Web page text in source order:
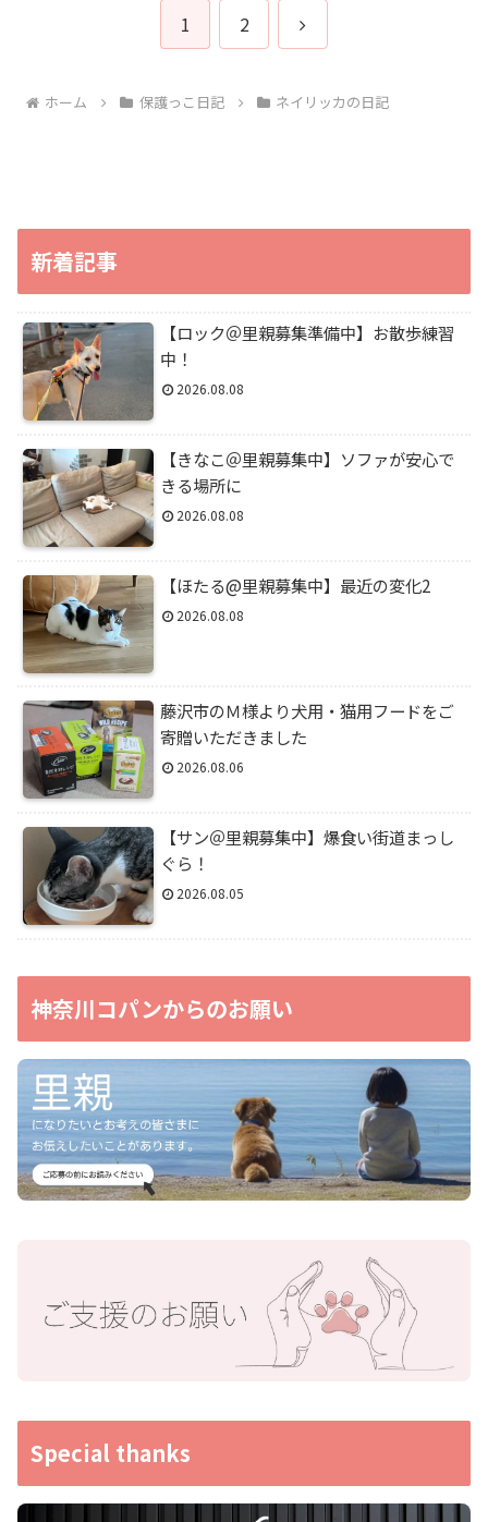
1 2
次
ホーム 保護っこ日記 ネイリッカの日記
新着記事
【ロック＠里親募集準備中】お散歩練習
中！
2026.08.08
【きなこ＠里親募集中】ソファが安心で
きる場所に
2026.08.08
【ほたる@里親募集中】最近の変化2
2026.08.08
藤沢市のＭ様より犬用・猫用フードをご
寄贈いただきました
2026.08.06
【サン＠里親募集中】爆食い街道まっし
ぐら！
2026.08.05
神奈川コパンからのお願い
Special thanks